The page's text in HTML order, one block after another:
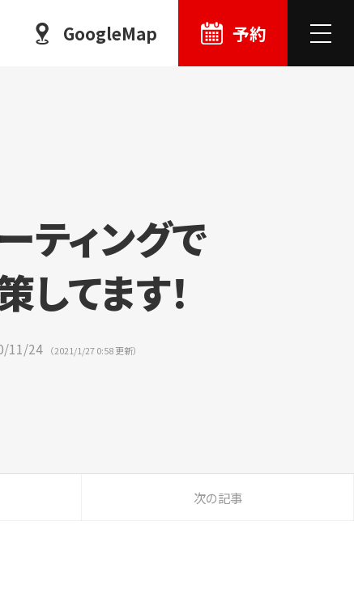
GoogleMap 予約
ティングで
してます！
/11/24 （2021/1/270:58更新）
次の記事